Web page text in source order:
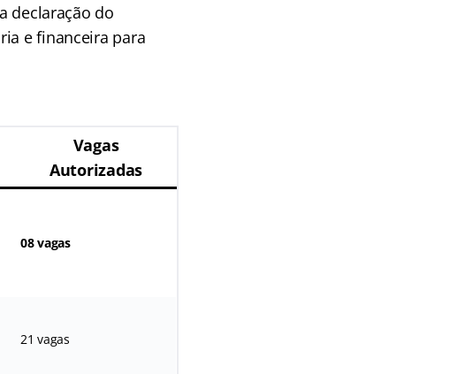
declaração do
e financeira para
Vagas
Autorizadas
08 vagas
21 vagas